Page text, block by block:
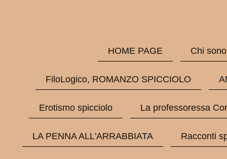
HOME PAGE Chi sono
FiloLogico, ROMANZO SPICCIOLO
Erotismo spicciolo La professoressa
LA PENNA ALL'ARRABBIATA Racconti